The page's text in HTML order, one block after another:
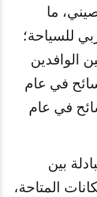
ما
للسياحة؛
الوافدين
106 آلاف سائح في عام
300 ألف سائح في عام
بين
المتاحة،